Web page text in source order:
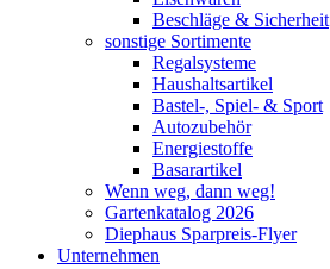
Beschläge & Sicherheit
sonstige Sortimente
Regalsysteme
Haushaltsartikel
Bastel-, Spiel- & Sport
Autozubehör
Energiestoffe
Basarartikel
Wenn weg, dann weg!
Gartenkatalog 2026
Diephaus Sparpreis-Flyer
Unternehmen